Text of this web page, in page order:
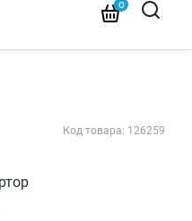
0
Код товара: 126259